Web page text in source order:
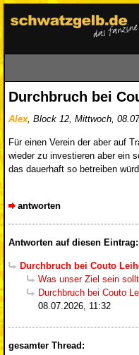
Durchbruch bei
Alex, Block 12, Mittwoch,
Für einen Verein der aber auf
wieder zu investieren aber ein
das dauerhaft so betreiben
antworten
Antworten auf diesen Eintrag:
Durchbruch bei Couto
Was unser Ziel sein
Durchbruch bei Couto
08.07.2026, 11:32
gesamter Thread: